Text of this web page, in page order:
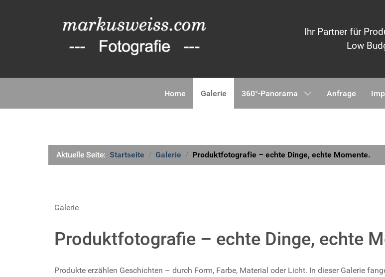
Ihr Partner für
Low
Home Galerie 360°-Panorama Anfrage
Aktuelle Seite: Startseite Galerie Produktfotografie – echte Dinge, echte Momente.
Galerie
Produktfotografie – echte Dinge, echte
Produkte erzählen Geschichten – durch Form, Farbe, Material oder Licht. In dieser Galerie